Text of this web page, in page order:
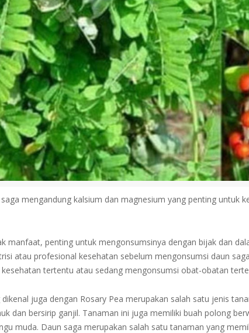
mengandung kalsium dan magnesium yang penting untuk
manfaat, penting untuk mengonsumsinya dengan bijak dan
atau profesional kesehatan sebelum mengonsumsi daun
tertentu atau sedang mengonsumsi obat-obatan
juga dengan Rosary Pea merupakan salah satu jenis
dan bersirip ganjil. Tanaman ini juga memiliki buah polong
muda. Daun saga merupakan salah satu tanaman yang